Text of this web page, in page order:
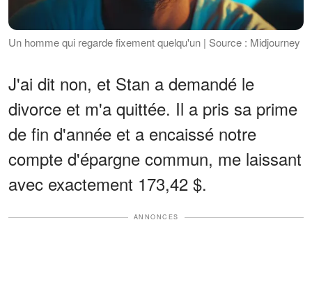
Un homme qui regarde fixement quelqu'un | Source : Midjourney
J'ai dit non, et Stan a demandé le
divorce et m'a quittée. Il a pris sa prime
de fin d'année et a encaissé notre
compte d'épargne commun, me laissant
avec exactement 173,42 $.
ANNONCES